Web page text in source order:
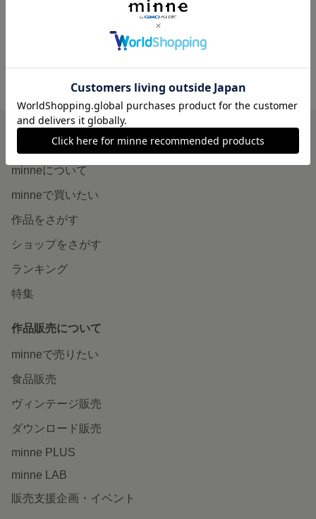
hug365 の作品一覧
minneを知る
minneについて
minneで買いたい
作品をさがす
ショップをさがす
ランキング
特集
作品販売について
minneで売りたい
食品販売
ヴィンテージ販売
ダウンロード販売
minne PLUS
minne LAB
販売支援企画・イベント